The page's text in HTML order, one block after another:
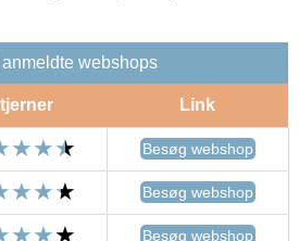
anmeldte webshops
Link
Besøg webshop
Besøg webshop
Besøg webshop